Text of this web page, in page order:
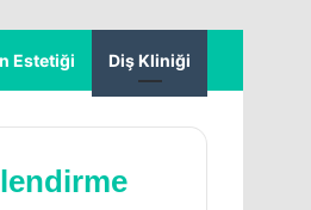
Estetiği Diş Kliniği